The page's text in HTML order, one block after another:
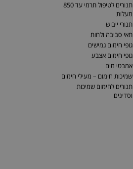
תנורים לטיפול תרמי עד 850
מעלות
תנורי ייבוש
תאי סביבה ולחות
גופי חימום גמישים
גופי חימום אצבע
אמבטי מים
שמיכות חימום – מעילי חימום
תנורים לחימום שמיכות
וסדינים